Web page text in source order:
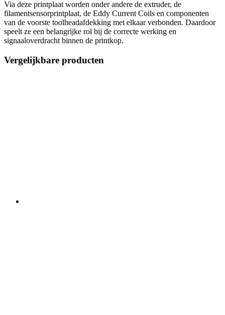
Via deze printplaat worden onder andere de extruder, de
filamentsensorprintplaat, de Eddy Current Coils en componenten
van de voorste toolheadafdekking met elkaar verbonden. Daardoor
speelt ze een belangrijke rol bij de correcte werking en
signaaloverdracht binnen de printkop.
Vergelijkbare producten